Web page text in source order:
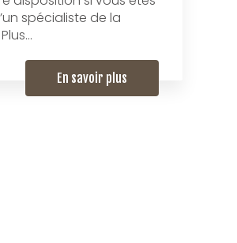
spécialiste de la
En savoir plus